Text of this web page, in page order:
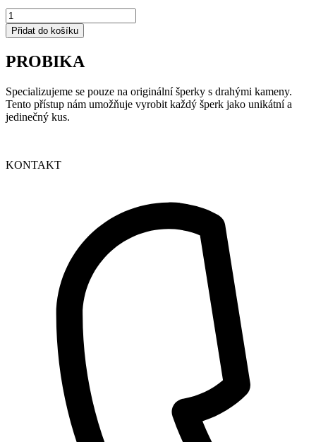
31/10
množství
Přidat do košíku
PROBIKA
Specializujeme se pouze na originální šperky s drahými kameny.
Tento přístup nám umožňuje vyrobit každý šperk jako unikátní a
jedinečný kus.
KONTAKT